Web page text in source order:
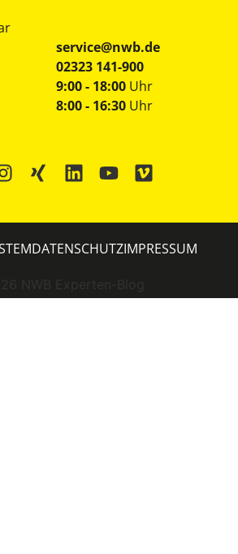
service@nwb.de
02323 141-900
9:00 - 18:00 Uhr
8:00 - 16:30 Uhr
NWB Experten-Blog
DATENSCHUTZIMPRESSUM